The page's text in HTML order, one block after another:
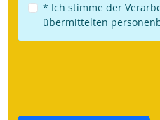
* Ich stimme der
übermittelten